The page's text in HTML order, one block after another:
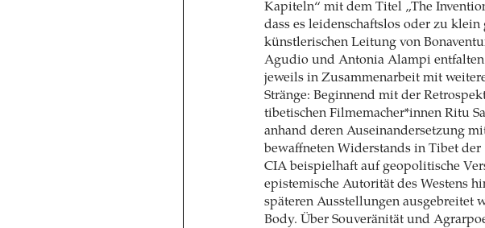
Kapiteln“ mit dem Titel „The
dass es leidenschaftslos oder zu klein
künstlerischen Leitung von
Agudio und Antonia Alampi entfalten
jeweils in Zusammenarbeit mit
Stränge: Beginnend mit der
tibetischen Filmemacher*innen Ritu
anhand deren Auseinandersetzung
bewaffneten Widerstands in Tibet der
CIA beispielhaft auf geopolitische
epistemische Autorität des Westens
späteren Ausstellungen ausgebreitet
Body. Über Souveränität und